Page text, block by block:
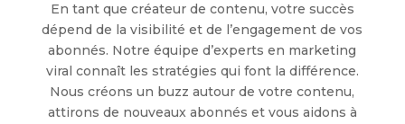
En tant que créateur de contenu, votre succès
dépend de la visibilité et de l’engagement de vos
abonnés. Notre équipe d’experts en marketing
viral connaît les stratégies qui font la différence.
Nous créons un buzz autour de votre contenu,
attirons de nouveaux abonnés et vous aidons à